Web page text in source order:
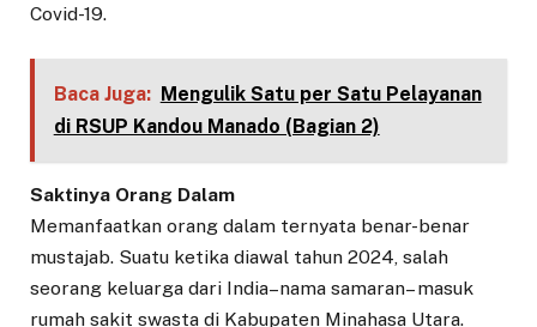
Covid-19.
Baca Juga: Mengulik Satu per Satu Pelayanan
di RSUP Kandou Manado (Bagian 2)
Saktinya Orang Dalam
Memanfaatkan orang dalam ternyata benar-benar
mustajab. Suatu ketika diawal tahun 2024, salah
seorang keluarga dari India–nama samaran– masuk
rumah sakit swasta di Kabupaten Minahasa Utara.